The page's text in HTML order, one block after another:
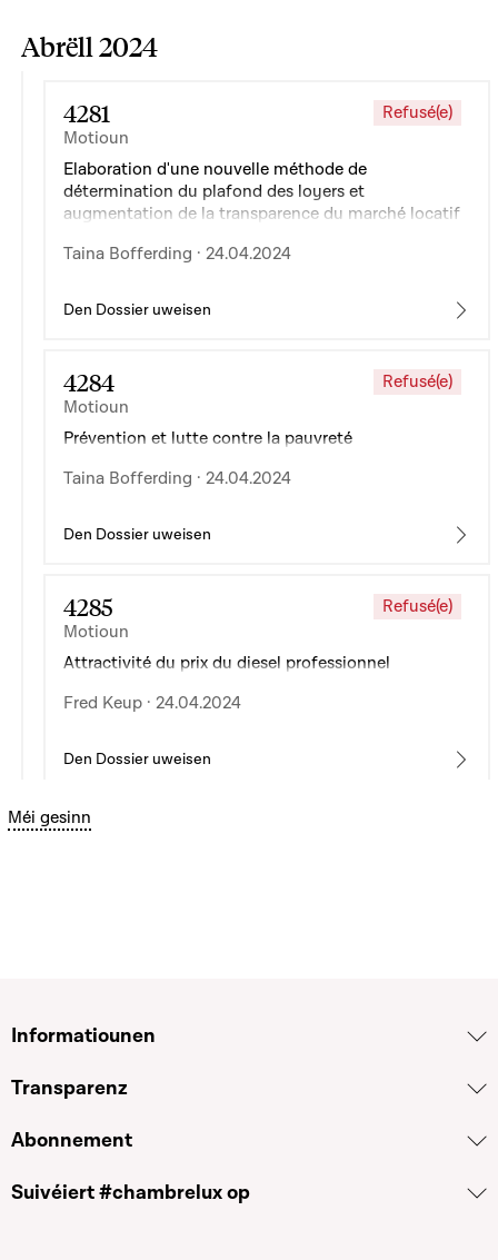
Abrëll 2024
4281
Motioun
Refusé(e)
Elaboration d'une nouvelle méthode de
détermination du plafond des loyers et
augmentation de la transparence du marché locatif
Taina Bofferding · 24.04.2024
Den Dossier uweisen
4284
Motioun
Refusé(e)
Prévention et lutte contre la pauvreté
Taina Bofferding · 24.04.2024
Den Dossier uweisen
4285
Motioun
Refusé(e)
Attractivité du prix du diesel professionnel
Fred Keup · 24.04.2024
Den Dossier uweisen
4286
Den Dossier uweisen
4287
Sven Clement · 24.04.2024
Bouton graphique servant à afficher ou cacher tous les
Méi gesinn
Informatiounen
Transparenz
Abonnement
Suivéiert #chambrelux op